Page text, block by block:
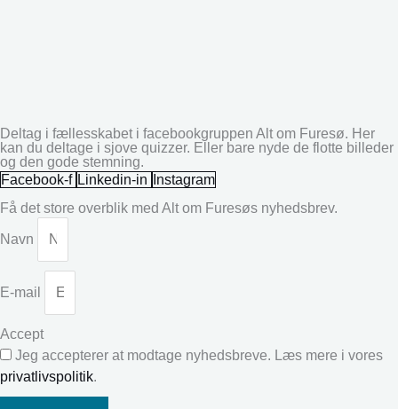
Deltag i fællesskabet i facebookgruppen Alt om Furesø. Her
kan du deltage i sjove quizzer. Eller bare nyde de flotte billeder
og den gode stemning.
Facebook-f Linkedin-in
Instagram
Få det store overblik med Alt om Furesøs nyhedsbrev.
Navn
E-mail
Accept
Jeg accepterer at modtage nyhedsbreve. Læs mere i vores
privatlivspolitik.